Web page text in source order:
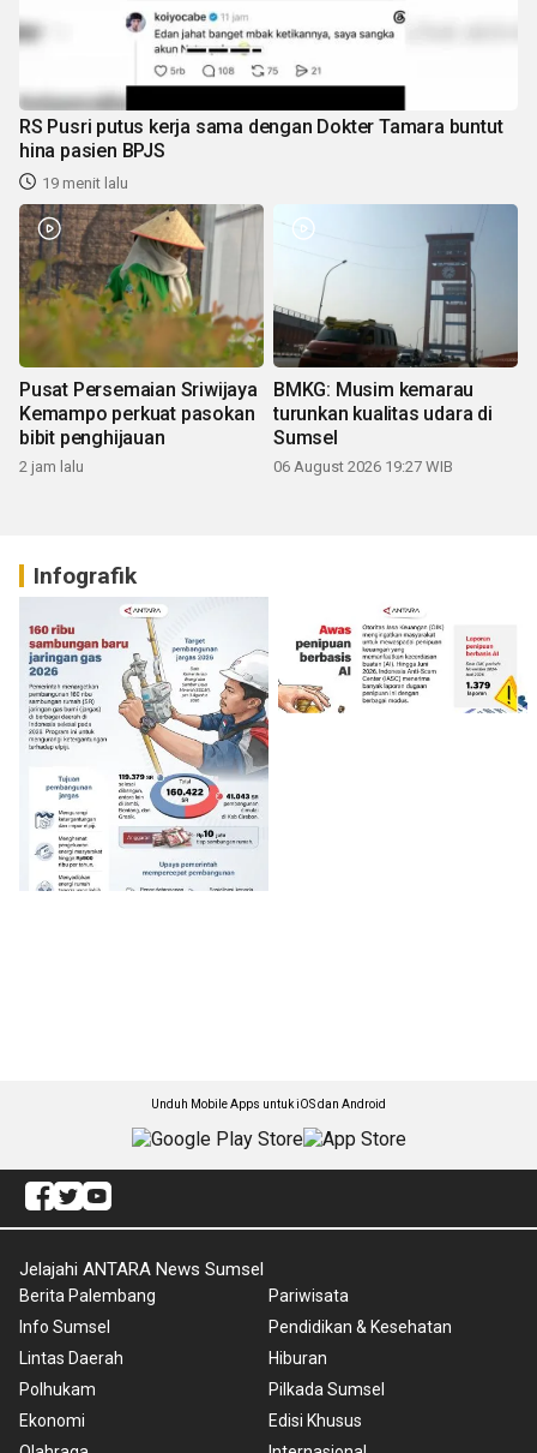
RS Pusri putus kerja sama dengan Dokter Tamara buntut
hina pasien BPJS
19 menit lalu
Pusat Persemaian Sriwijaya
Kemampo perkuat pasokan
bibit penghijauan
2 jam lalu
BMKG: Musim kemarau
turunkan kualitas udara di
Sumsel
06 August 2026 19:27 WIB
Infografik
Unduh Mobile Apps untuk iOS dan Android
Jelajahi ANTARA News Sumsel
Berita Palembang
Info Sumsel
Lintas Daerah
Polhukam
Ekonomi
Pariwisata
Pendidikan & Kesehatan
Hiburan
Pilkada Sumsel
Edisi Khusus